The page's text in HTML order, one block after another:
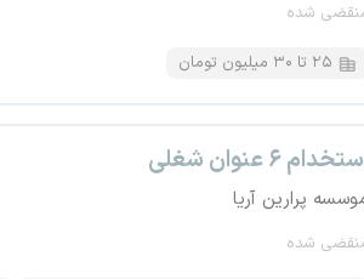
شده
۲۵ تا ۳۰ میلیون تومان
۶ عنوان شغلی
پرارین آریا
شده